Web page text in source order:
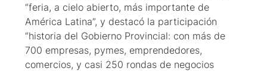
“feria, a cielo abierto, más importante de
América Latina”, y destacó la participación
“historia del Gobierno Provincial: con más de
700 empresas, pymes, emprendedores,
comercios, y casi 250 rondas de negocios